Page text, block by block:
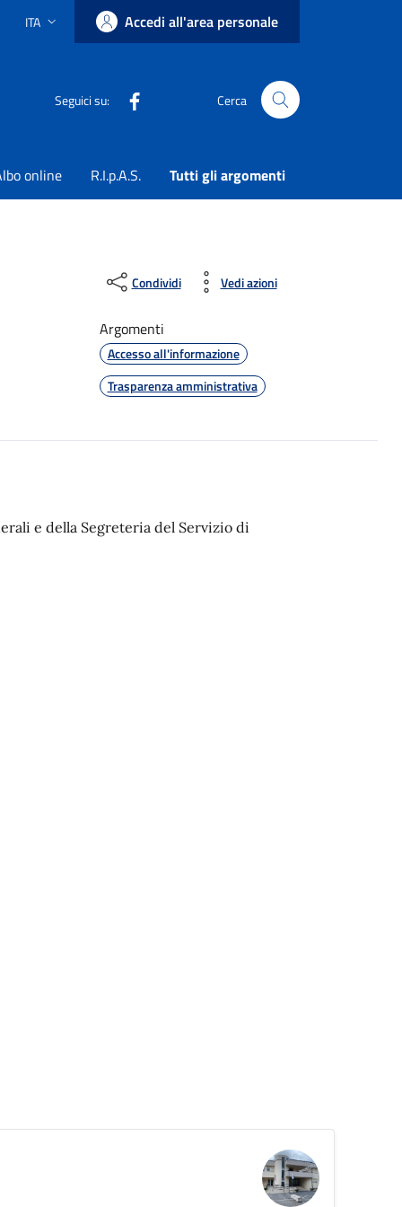
Lingua attiva:
ITA Accedi all'area personale
Seguici su: Cerca
online R.I.p.A.S. Tutti gli argomenti
Condividi Vedi azioni
Argomenti
Accesso all'informazione
Trasparenza amministrativa
e della Segreteria del Servizio di